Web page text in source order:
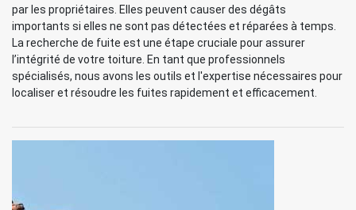
par les propriétaires. Elles peuvent causer des dégâts
importants si elles ne sont pas détectées et réparées à temps.
La recherche de fuite est une étape cruciale pour assurer
l’intégrité de votre toiture. En tant que professionnels
spécialisés, nous avons les outils et l'expertise nécessaires pour
localiser et résoudre les fuites rapidement et efficacement.